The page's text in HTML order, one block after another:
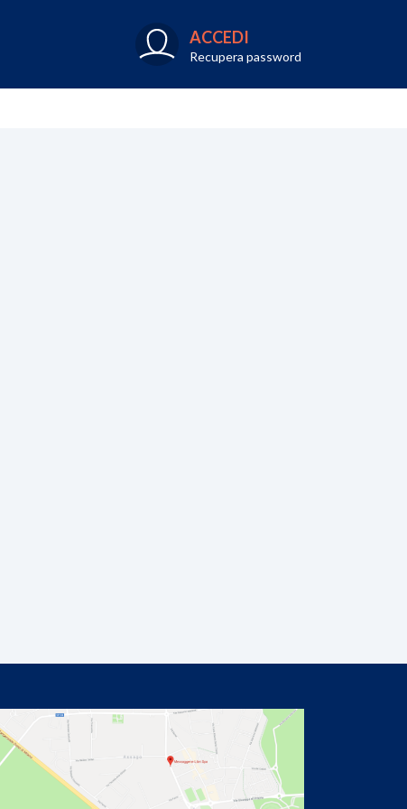
ACCEDI
Recupera password